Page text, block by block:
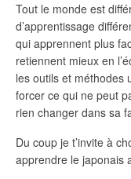
Tout le monde est
d’apprentissage
qui apprennent plus
retiennent mieux en
les outils et méthodes
forcer ce qui ne peut
rien changer dans sa
Du coup je t’invite à
apprendre le japonais